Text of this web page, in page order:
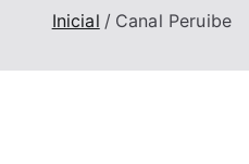
Inicial Canal Peruibe